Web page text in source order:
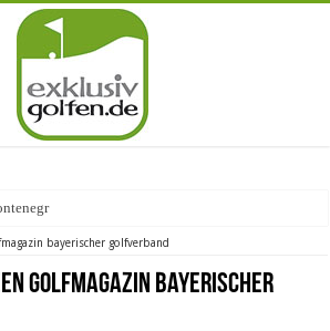
bayerischer golfverband
golfmagazin bayerischer